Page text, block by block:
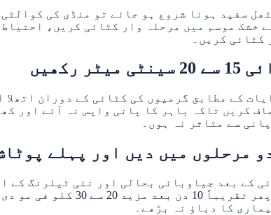
سفید ہونا شروع ہو جائے تو منڈی کی
خشک موسم میں مرحلہ وار کٹائی کریں،
کٹائی کریں۔
کریں تاکہ باہر کا پانی واپس نہ آئے اور
سے متاثر نہ ہوں۔
مرکب کھاد دی
کا دباؤ نہ بڑھے۔